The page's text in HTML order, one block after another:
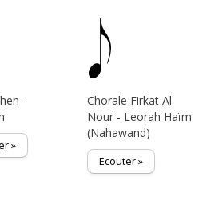
-
»
Chorale Firkat Al
Nour - Leorah Haïm
(Nahawand)
Ecouter »